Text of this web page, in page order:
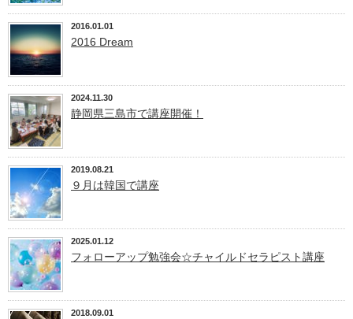
2016.01.01
2016 Dream
2024.11.30
静岡県三島市で講座開催！
2019.08.21
９月は韓国で講座
2025.01.12
フォローアップ勉強会☆チャイルドセラピスト講座
2018.09.01